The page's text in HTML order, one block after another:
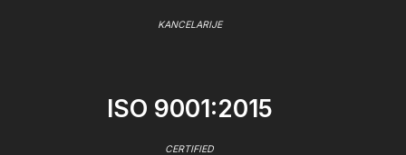
KANCELARIJE
ISO 9001:2015
CERTIFIED